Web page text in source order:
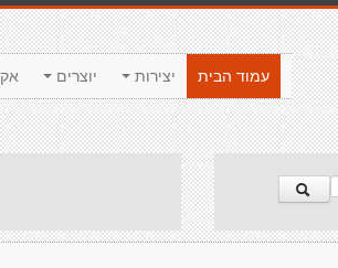
יוצרים יצירות
עמוד הבית